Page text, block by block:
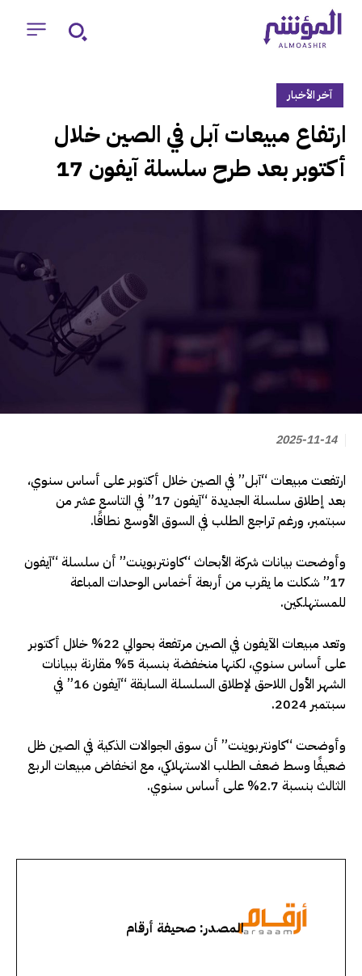
آخر الأخبار
‏ارتفاع مبيعات آبل في الصين خلال
أكتوبر بعد طرح سلسلة آيفون 17
2025-11-14
ارتفعت مبيعات “آبل” في الصين خلال أكتوبر على أساس سنوي،
بعد إطلاق سلسلة الجديدة “آيفون 17” في التاسع عشر من
سبتمبر، ورغم تراجع الطلب في السوق الأوسع نطاقًا.
وأوضحت بيانات شركة الأبحاث “كاونتربوينت” أن سلسلة “آيفون
17” شكلت ما يقرب من أربعة أخماس الوحدات المباعة
للمستهلكين.
وتعد مبيعات الآيفون في الصين مرتفعة بحوالي 22% خلال أكتوبر
على أساس سنوي، لكنها منخفضة بنسبة 5% مقارنة ببيانات
الشهر الأول اللاحق لإطلاق السلسلة السابقة “آيفون 16” في
سبتمبر 2024.
وأوضحت “كاونتربوينت” أن سوق الجوالات الذكية في الصين ظل
ضعيفًا وسط ضعف الطلب الاستهلاكي، مع انخفاض مبيعات الربع
الثالث بنسبة 2.7% على أساس سنوي.
المصدر: صحيفة أرقام